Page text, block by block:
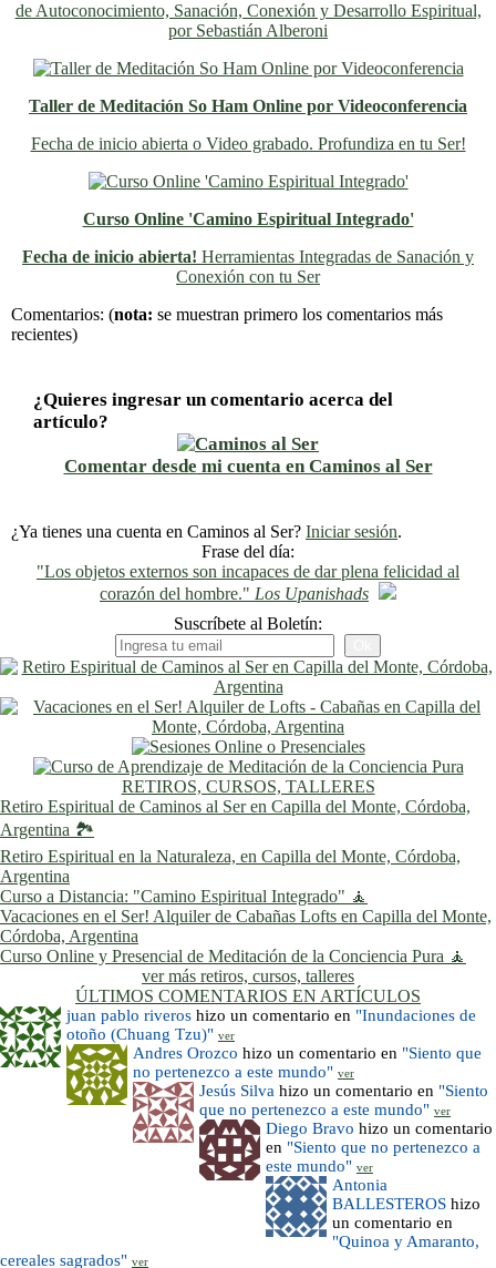
de Autoconocimiento, Sanación, Conexión y Desarrollo Espiritual,
por Sebastián Alberoni
Taller de Meditación So Ham Online por Videoconferencia
Fecha de inicio abierta o Video grabado. Profundiza en tu Ser!
Curso Online 'Camino Espiritual Integrado'
Fecha de inicio abierta! Herramientas Integradas de Sanación y
Conexión con tu Ser
Previo
Siguiente
Comentarios: (nota: se muestran primero los comentarios más
recientes)
¿Quieres ingresar un comentario acerca del
artículo?
Comentar desde mi cuenta en Caminos al Ser
¿Ya tienes una cuenta en Caminos al Ser? Iniciar sesión.
Frase del día:
"Los objetos externos son incapaces de dar plena felicidad al
corazón del hombre." Los Upanishads
Suscríbete al Boletín:
RETIROS, CURSOS, TALLERES
Retiro Espiritual de Caminos al Ser en Capilla del Monte, Córdoba,
Argentina 🏞️
Retiro Espiritual en la Naturaleza, en Capilla del Monte, Córdoba,
Argentina
Curso a Distancia: "Camino Espiritual Integrado" 🧘
Vacaciones en el Ser! Alquiler de Cabañas Lofts en Capilla del Monte,
Córdoba, Argentina
Curso Online y Presencial de Meditación de la Conciencia Pura 🧘
ver más retiros, cursos, talleres
ÚLTIMOS COMENTARIOS EN ARTÍCULOS
juan pablo riveros hizo un comentario en "Inundaciones de
otoño (Chuang Tzu)" ver
Andres Orozco hizo un comentario en "Siento que
no pertenezco a este mundo" ver
Jesús Silva hizo un comentario en "Siento
que no pertenezco a este mundo" ver
Diego Bravo hizo un comentario
en "Siento que no pertenezco a
este mundo" ver
Antonia
BALLESTEROS hizo
un comentario en
"Quinoa y Amaranto,
cereales sagrados" ver